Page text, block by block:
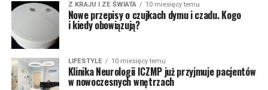
Z KRAJU I ZE ŚWIATA 10 miesięcy temu
Nowe przepisy o czujkach dymu i czadu. Kogo
i kiedy obowiązują?
LIFESTYLE 10 miesięcy temu
Klinika Neurologii ICZMP już przyjmuje pacjentów
w nowoczesnych wnętrzach